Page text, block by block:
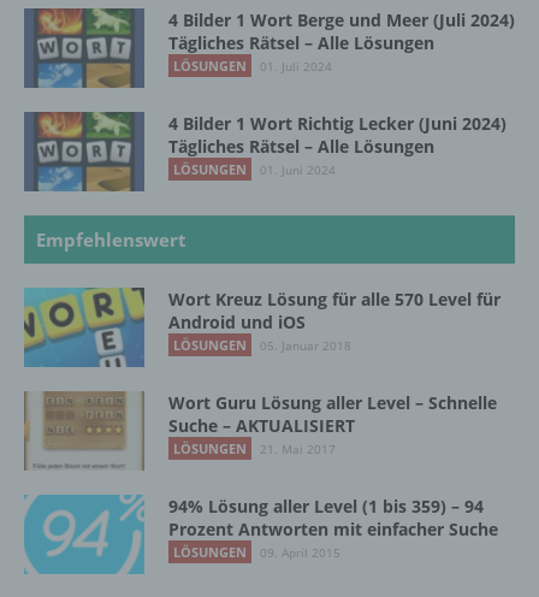
4 Bilder 1 Wort Berge und Meer (Juli 2024)
Tägliches Rätsel – Alle Lösungen
LÖSUNGEN 01. Juli 2024
4 Bilder 1 Wort Richtig Lecker (Juni 2024)
Tägliches Rätsel – Alle Lösungen
LÖSUNGEN 01. Juni 2024
Empfehlenswert
Wort Kreuz Lösung für alle 570 Level für
Android und iOS
LÖSUNGEN 05. Januar 2018
Wort Guru Lösung aller Level – Schnelle
Suche – AKTUALISIERT
LÖSUNGEN 21. Mai 2017
94% Lösung aller Level (1 bis 359) – 94
Prozent Antworten mit einfacher Suche
LÖSUNGEN 09. April 2015
Daten im Auftrag des Verantwortlichen
verarbeitet.
i) Empfänger
Empfänger ist eine natürliche oder juristische
Person, Behörde, Einrichtung oder andere
Stelle, der personenbezogene Daten
offengelegt werden, unabhängig davon, ob
es sich bei ihr um einen Dritten handelt oder
nicht. Behörden, die im Rahmen eines
bestimmten Untersuchungsauftrags nach
dem Unionsrecht oder dem Recht der
Mitgliedstaaten möglicherweise
personenbezogene Daten erhalten, gelten
jedoch nicht als Empfänger.
j) Dritter
Dritter ist eine natürliche oder juristische
Person, Behörde, Einrichtung oder andere